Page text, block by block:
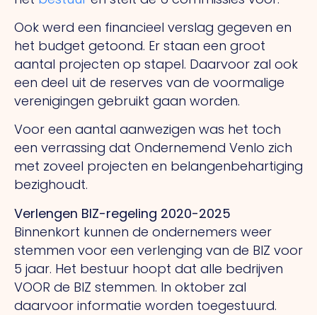
Ook werd een financieel verslag gegeven en
het budget getoond. Er staan een groot
aantal projecten op stapel. Daarvoor zal ook
een deel uit de reserves van de voormalige
verenigingen gebruikt gaan worden.
Voor een aantal aanwezigen was het toch
een verrassing dat Ondernemend Venlo zich
met zoveel projecten en belangenbehartiging
bezighoudt.
Verlengen BIZ-regeling 2020-2025
Binnenkort kunnen de ondernemers weer
stemmen voor een verlenging van de BIZ voor
5 jaar. Het bestuur hoopt dat alle bedrijven
VOOR de BIZ stemmen. In oktober zal
daarvoor informatie worden toegestuurd.